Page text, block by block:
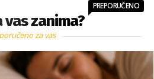
vas zanima?
PREPORUČENO
za vas